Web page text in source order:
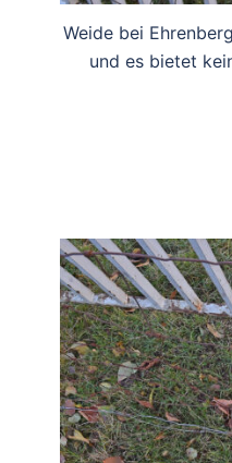
Weide bei
und es bietet